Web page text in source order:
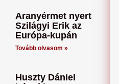
Aranyérmet nyert
Szilágyi Erik az
Európa-kupán
Tovább olvasom »
Huszty Dániel